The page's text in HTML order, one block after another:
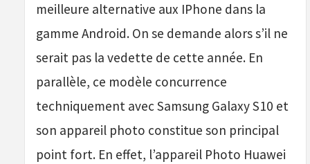
meilleure alternative aux IPhone dans la
gamme Android. On se demande alors s’il ne
serait pas la vedette de cette année. En
parallèle, ce modèle concurrence
techniquement avec Samsung Galaxy S10 et
son appareil photo constitue son principal
point fort. En effet, l’appareil Photo Huawei